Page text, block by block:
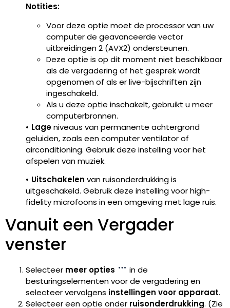
Notities:
Voor deze optie moet de processor van uw
computer de geavanceerde vector
uitbreidingen 2 (AVX2) ondersteunen.
Deze optie is op dit moment niet beschikbaar
als de vergadering of het gesprek wordt
opgenomen of als er live-bijschriften zijn
ingeschakeld.
Als u deze optie inschakelt, gebruikt u meer
computerbronnen.
• Lageniveaus van permanente achtergrond
geluiden, zoals een computer ventilator of
airconditioning. Gebruik deze instelling voor het
afspelen van muziek.
• Uitschakelen van ruisonderdrukking is
uitgeschakeld. Gebruik deze instelling voor high-
fidelity microfoons in een omgeving met lage ruis.
Vanuit een Vergader
venster
Selecteer meer opties
in de
besturingselementen voor de vergadering en
selecteer vervolgens instellingen voor apparaat.
Selecteer een optie onder ruisonderdrukking. (Zie